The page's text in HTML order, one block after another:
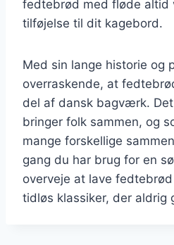
fedtebrød med fløde
tilføjelse til dit kagebord.
Med sin lange historie og
overraskende, at
del af dansk bagværk.
bringer folk sammen, og
mange forskellige
gang du har brug for en
overveje at lave
tidløs klassiker, der aldrig